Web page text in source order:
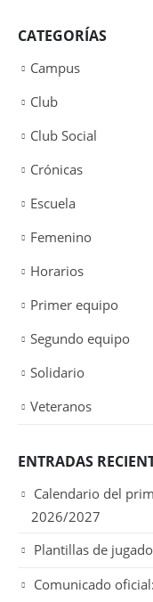
CATEGORÍAS
Campus
Club
Club Social
Crónicas
Escuela
Femenino
Horarios
Primer equipo
Segundo equipo
Solidario
Veteranos
ENTRADAS
Calendario del
2026/2027
Plantillas de
Comunicado